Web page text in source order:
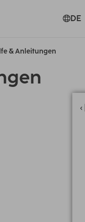
DE
& Anleitungen